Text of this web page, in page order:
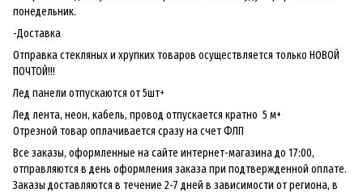
понедельник.
-Доставка
Отправка стекляных и хрупких товаров осуществляется только НОВОЙ
ПОЧТОЙ!!!
Лед панели отпускаются от 5шт+
Лед лента, неон, кабель, провод отпускается кратно 5 м+
Отрезной товар оплачивается сразу на счет ФЛП
Все заказы, оформленные на сайте интернет-магазина до 17:00,
отправляются в день оформления заказа при подтвержденной оплате.
Заказы доставляются в течение 2-7 дней в зависимости от региона, в